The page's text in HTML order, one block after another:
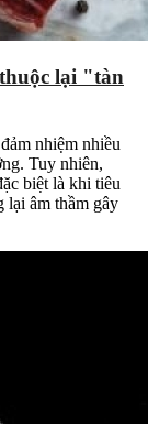
lại "tàn
nhiệm nhiều
Tuy nhiên,
biệt là khi tiêu
lại âm thầm gây